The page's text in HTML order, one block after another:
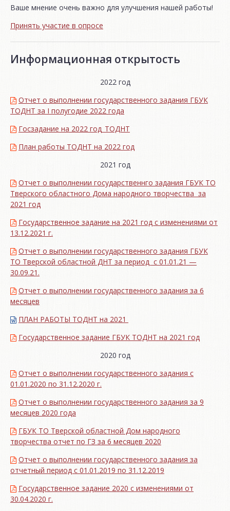
Ваше мнение очень важно для улучшения нашей работы!
Принять участие в опросе
Информационная открытость
2022 год
Отчет о выполнении государственного задания ГБУК
ТОДНТ за I полугодие 2022 года
Госзадание на 2022 год_ТОДНТ
План работы ТОДНТ на 2022 год
2021 год
Отчет о выполнении государственнго задания ГБУК ТО
Тверского областного Дома народного творчества за
2021 год
Государственное задание на 2021 год с изменениями от
13.12.2021 г.
Отчет о выполнении государственного задания ГБУК
ТО Тверской областной ДНТ за период с 01.01.21 —
30.09.21.
Отчет о выполнении государственного задания за 6
месяцев
ПЛАН РАБОТЫ ТОДНТ на 2021
Государственное задание ГБУК ТОДНТ на 2021 год
2020 год
Отчет о выполнении государственного задания с
01.01.2020 по 31.12.2020 г.
Отчет о выполнении государственного задания за 9
месяцев 2020 года
ГБУК ТО Тверской областной Дом народного
творчества отчет по ГЗ за 6 месяцев 2020
Отчет о выполнении государственного задания за
отчетный период с 01.01.2019 по 31.12.2019
Государственное задание 2020 с изменениями от
30.04.2020 г.